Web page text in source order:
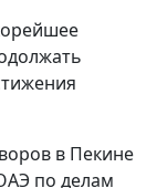
в Пекине
по делам